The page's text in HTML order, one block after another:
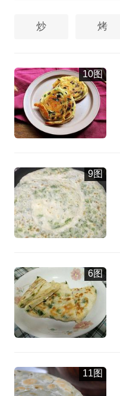
炒 烤
10图
9图
6图
11图